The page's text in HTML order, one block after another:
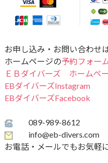
お申し込み・お問い合わせ
ホームページの予約フォー
ＥＢダイバーズ ホームペ
EBダイバーズInstagram
EBダイバーズFacebook
089-989-8612
info@eb-divers.com
お電話・メールでもお気軽